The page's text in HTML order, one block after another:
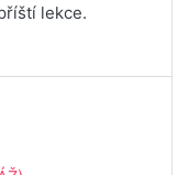
lekce.